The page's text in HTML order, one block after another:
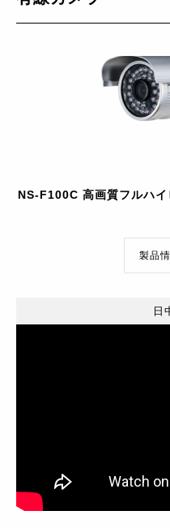
NS-F100C 高画質フルハ
製品
日